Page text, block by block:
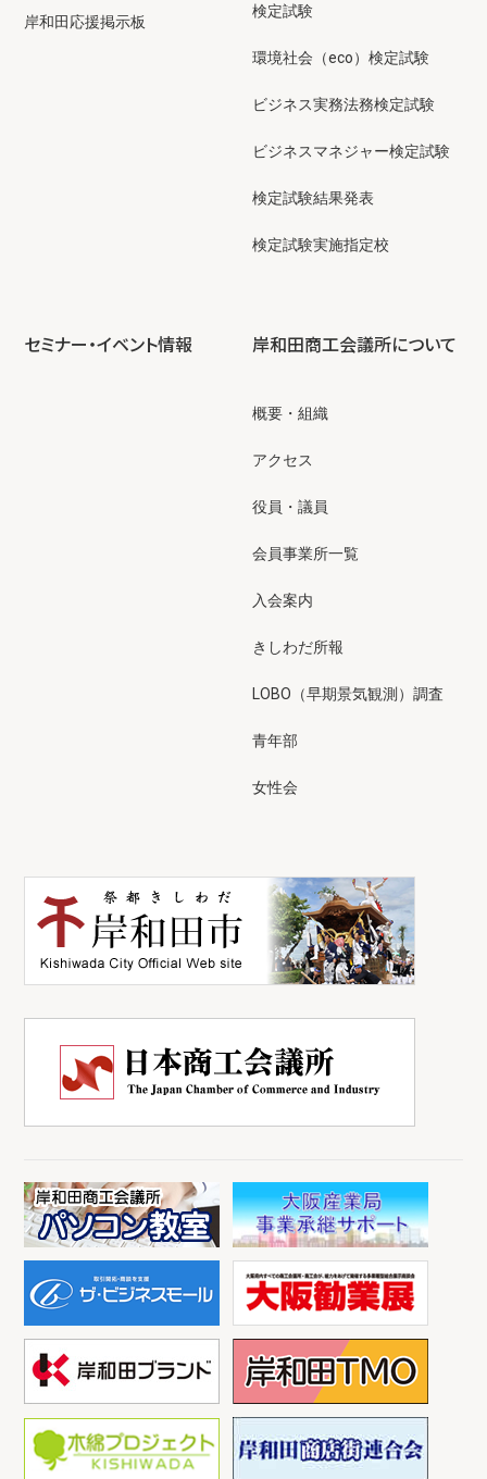
岸和田応援掲示板
検定試験
環境社会（eco）検定試験
ビジネス実務法務検定試験
ビジネスマネジャー検定試験
検定試験結果発表
検定試験実施指定校
セミナー・イベント情報 岸和田商工会議所について
概要・組織
アクセス
役員・議員
会員事業所一覧
入会案内
きしわだ所報
LOBO（早期景気観測）調査
青年部
女性会